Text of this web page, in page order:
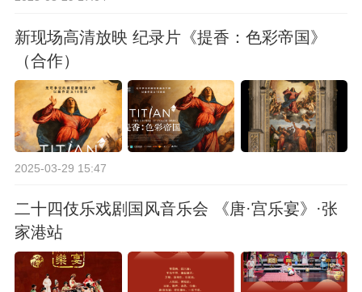
新现场高清放映 纪录片《提香：色彩帝国》
（合作）
2025-03-29 15:47
二十四伎乐戏剧国风音乐会 《唐·宫乐宴》·张
家港站